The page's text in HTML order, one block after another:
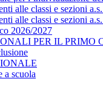
alle classi e sezioni
alle classi e sezioni
2026/2027
PER IL PRIMO
a scuola